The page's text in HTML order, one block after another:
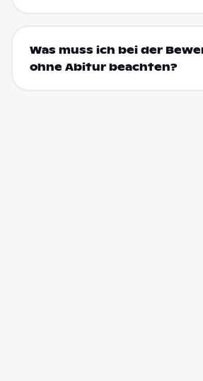
Was muss ich bei der
ohne Abitur beachten?